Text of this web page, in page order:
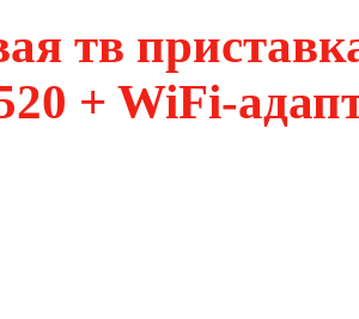
тв
+ WiFi-